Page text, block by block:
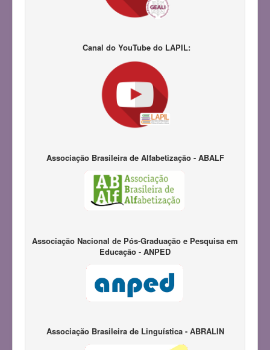
Canal do YouTube do LAPIL:
Associação Brasileira de Alfabetização - ABALF
Associação Nacional de Pós-Graduação e Pesquisa em
Educação - ANPED
Associação Brasileira de Linguística - ABRALIN